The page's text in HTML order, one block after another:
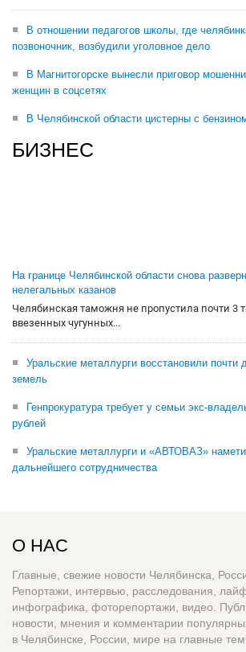
В отношении педагогов школы, где
позвоночник, возбудили уголовное дело
В Магнитогорске вынесли приговор
женщин в соцсетях
В Челябинской области цистерны с
БИЗНЕС
На границе Челябинской области снова
нелегальных казанов
Челябинская таможня не пропустила почти 3
ввезенных чугунных...
Уральские металлурги восстановили почти
земель
Генпрокуратура требует у семьи экс-
рублей
Уральские металлурги и «АВТОВАЗ»
дальнейшего сотрудничества
О НАС
Главные, свежие новости Челябинска,
Репортажи, интервью, расследования,
инфографика, фоторепортажи, видео.
новости, мнения и комментарии
в Челябинске, России, мире на главные